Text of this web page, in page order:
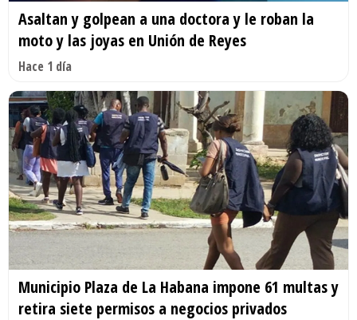
Asaltan y golpean a una doctora y le roban la
moto y las joyas en Unión de Reyes
Hace 1 día
Municipio Plaza de La Habana impone 61 multas y
retira siete permisos a negocios privados